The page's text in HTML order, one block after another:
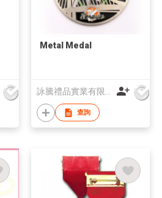
Metal Medal
詠騰禮品實業有限公司
查詢